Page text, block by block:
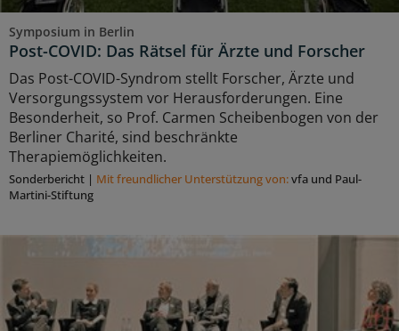
Symposium in Berlin
Post-COVID: Das Rätsel für Ärzte und Forscher
Das Post-COVID-Syndrom stellt Forscher, Ärzte und
Versorgungssystem vor Herausforderungen. Eine
Besonderheit, so Prof. Carmen Scheibenbogen von der
Berliner Charité, sind beschränkte
Therapiemöglichkeiten.
Sonderbericht | Mit freundlicher Unterstützung von:vfa und Paul-
Martini-Stiftung